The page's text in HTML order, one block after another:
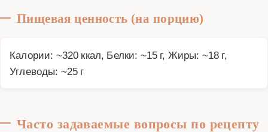
Пищевая ценность (на порцию)
Калории: ~320 ккал, Белки: ~15 г, Жиры: ~18 г,
Углеводы: ~25 г
Часто задаваемые вопросы по рецепту